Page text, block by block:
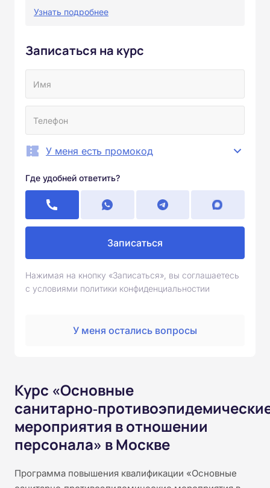
Узнать подробнее
Записаться на курс
У меня есть промокод
Где удобней ответить?
Записаться
Нажимая на кнопку «Записаться», вы соглашаетесь
с условиями политики конфиденциальностии
У меня остались вопросы
Курс «Основные
мероприятия в отношении
персонала» в Москве
Программа повышения квалификации «Основные